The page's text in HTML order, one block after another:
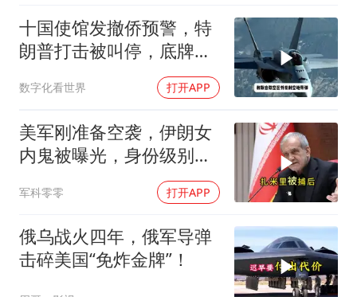
十国使馆发撤侨预警，特
朗普打击被叫停，底牌将
数字化看世界 打开APP
美军刚准备空袭，伊朗女
内鬼被曝光，身份级别很
军科零零 打开APP
俄乌战火四年，俄军导弹
击碎美国“免炸金牌”！